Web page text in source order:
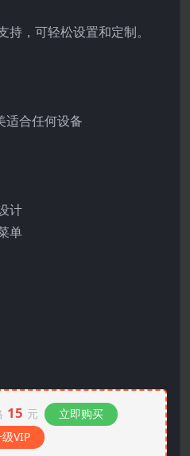
，可轻松设置和定制。
适合任何设备
计
单
15 元
立即购买
VIP